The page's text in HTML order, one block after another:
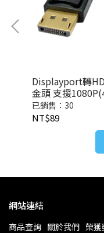
Displayport轉
金頭 支援
已銷售：30
NT$89
網站連結
商品查詢 關於我們 榮獲